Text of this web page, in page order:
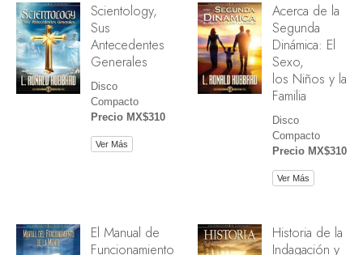
Scientology,
Sus
Antecedentes
Generales
Disco
Compacto
Precio MX$310
Ver Más
Acerca de la
Segunda
Dinámica: El
Sexo,
los Niños y la
Familia
Disco
Compacto
Precio MX$310
Ver Más
El Manual de
Funcionamiento
Historia de la
Indagación y